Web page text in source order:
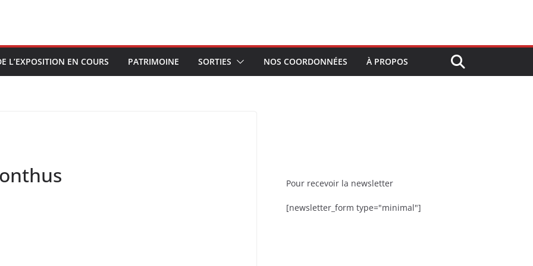
L’EXPOSITION EN COURS PATRIMOINE SORTIES NOS COORDONNÉES À PROPOS
Pour recevoir la newsletter
[newsletter_form type="minimal"]